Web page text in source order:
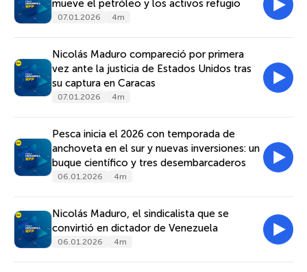
mueve el petróleo y los activos refugio
07.01.2026 4m
Nicolás Maduro compareció por primera
vez ante la justicia de Estados Unidos tras
su captura en Caracas
07.01.2026 4m
Pesca inicia el 2026 con temporada de
anchoveta en el sur y nuevas inversiones: un
buque científico y tres desembarcaderos
06.01.2026 4m
Nicolás Maduro, el sindicalista que se
convirtió en dictador de Venezuela
06.01.2026 4m